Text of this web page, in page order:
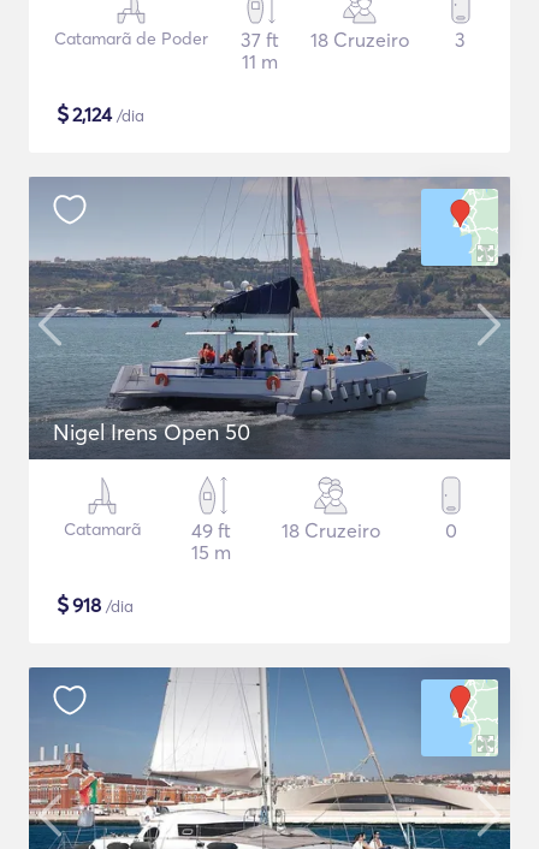
Catamarã de Poder
37 ft
11 m
18 Cruzeiro 3
$2,124/dia
Nigel Irens Open 50
Catamarã
49 ft
15 m
18 Cruzeiro 0
$918 /dia